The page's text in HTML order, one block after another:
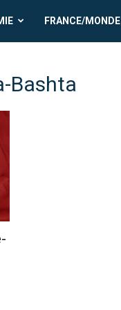
FRANCE/MONDE
Bashta